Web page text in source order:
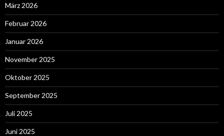
März 2026
Februar 2026
Januar 2026
November 2025
Oktober 2025
September 2025
Juli 2025
Juni 2025